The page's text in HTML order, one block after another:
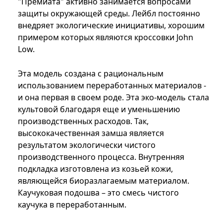
защиты окружающей среды. Лейбл постоянно
внедряет экологические инициативы, хорошим
примером которых являются кроссовки John
Low.
Эта модель создана с рациональным
использованием переработанных материалов -
и она первая в своем роде. Эта эко-модель стала
культовой благодаря еще и уменьшению
производственных расходов. Так,
высококачественная замша является
результатом экологически чистого
производственного процесса. Внутренняя
подкладка изготовлена из козьей кожи,
являющейся биоразлагаемым материалом.
Каучуковая подошва – это смесь чистого
каучука в переработанным.